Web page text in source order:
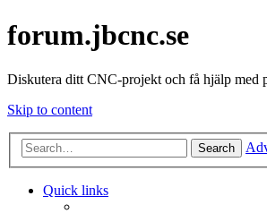
forum.jbcnc.se
Diskutera ditt CNC-projekt och få hjälp med
Skip to content
Search
Quick links